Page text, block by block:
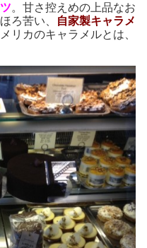
。甘さ控えめの上品なお
ろ苦い、
自家製キャラメ
リカのキャラメルとは、